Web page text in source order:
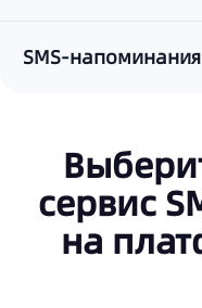
SMS-
сервис
на